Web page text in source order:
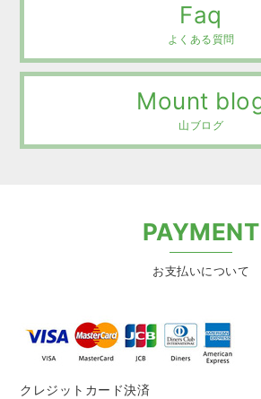
Faq
よくある質問
Mount
山ブログ
PAYMENT
お支払いについて
クレジットカード決済